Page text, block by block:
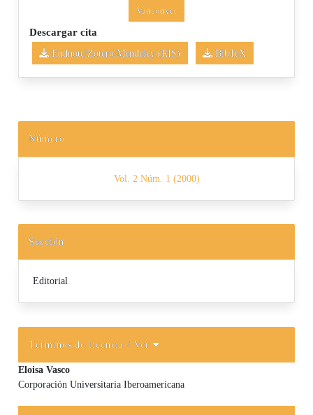
Vancouver
Descargar cita
Endnote/Zotero/Mendeley (RIS) BibTeX
Número
Vol. 2 Núm. 1 (2000)
Sección
Editorial
Términos de licencia/ Ver
Contenido principal del artículo
Eloisa Vasco
Corporación Universitaria Iberoamericana